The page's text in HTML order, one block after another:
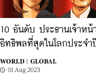
10 อันดับ ประธานเจ้าห
อิทธิพลที่สุดในโลกประจำ
WORLD |
GLOBAL
01 Aug 2023